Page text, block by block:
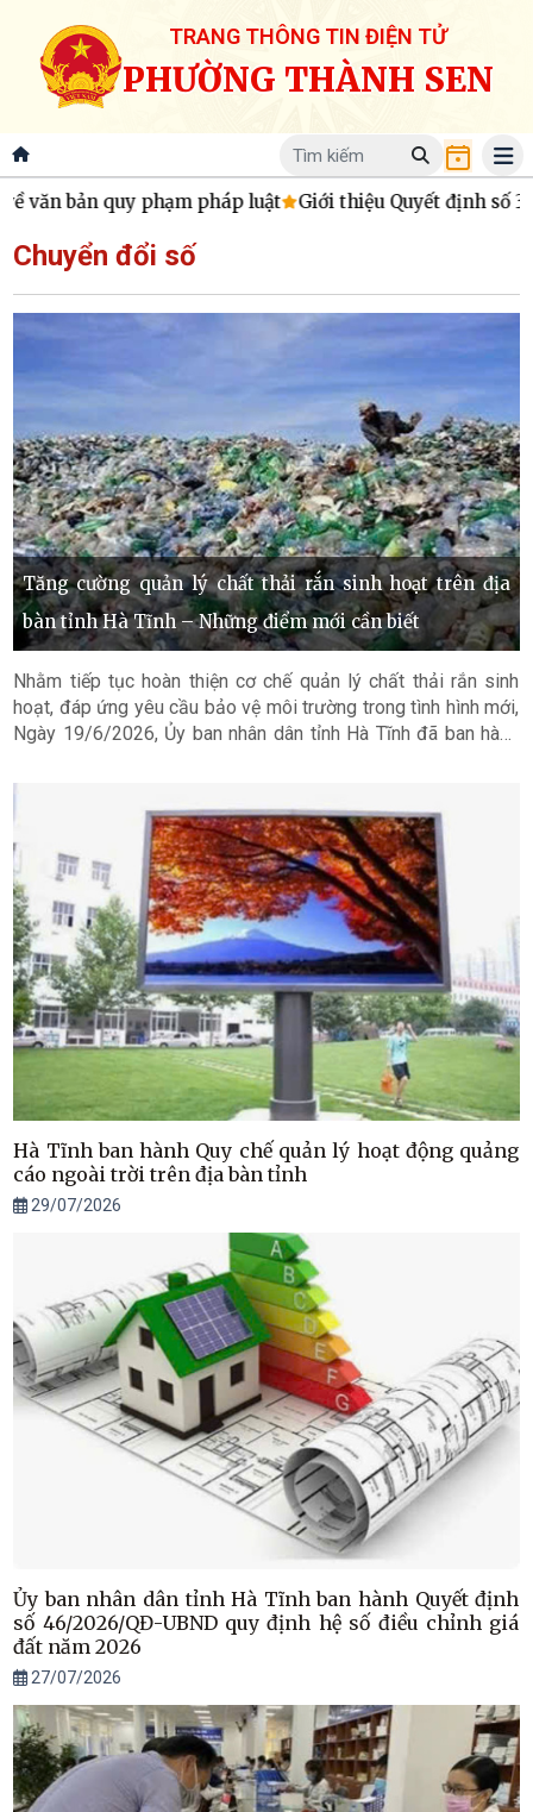
TRANG THÔNG TIN ĐIỆN TỬ
PHƯỜNG THÀNH SEN
quy phạm pháp luật Giới thiệu Quyết định số 34/
Chuyển đổi số
Tăng cường quản lý chất thải rắn sinh hoạt trên địa
bàn tỉnh Hà Tĩnh – Những điểm mới cần biết
Nhằm tiếp tục hoàn thiện cơ chế quản lý chất thải rắn sinh
hoạt, đáp ứng yêu cầu bảo vệ môi trường trong tình hình mới,
Ngày 19/6/2026, Ủy ban nhân dân tỉnh Hà Tĩnh đã ban hành
điều của Quy định về quản lý chất thải rắn sinh hoạt trên địa
bàn tỉnh Hà Tĩnh ban hành kèm theo Quyết định số
74/2025/QĐ-UBND ngày 20/11/2025. Quyết định có hiệu lực
thi hành từ ngày 29/6/2026.
Hà Tĩnh ban hành Quy chế quản lý hoạt động quảng
cáo ngoài trời trên địa bàn tỉnh
29/07/2026
Ủy ban nhân dân tỉnh Hà Tĩnh ban hành Quyết định
số 46/2026/QĐ-UBND quy định hệ số điều chỉnh giá
đất năm 2026
27/07/2026